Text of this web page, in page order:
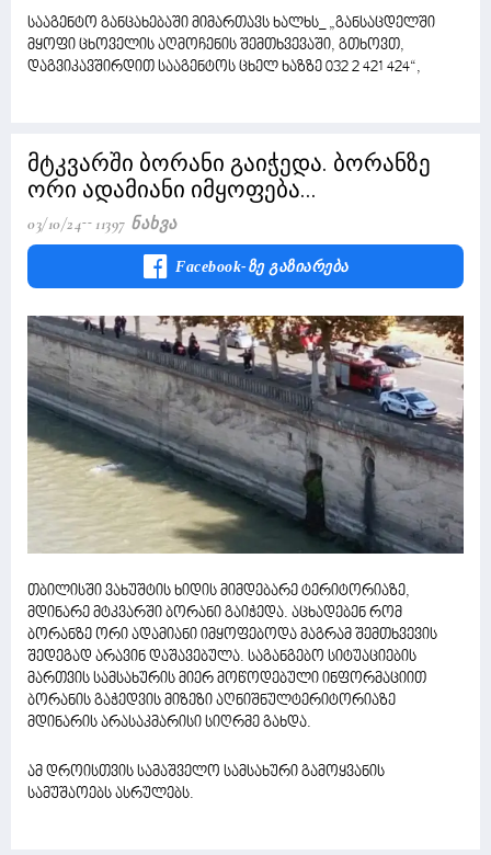
სააგენტო განცახებაში მიმართავს ხალხს_ „განსაცდელში
მყოფი ცხოველის აღმოჩენის შემთხვევაში, გთხოვთ,
დაგვიკავშირდით სააგენტოს ცხელ ხაზზე 032 2 421 424“,
მტკვარში ბორანი გაიჭედა. ბორანზე
ორი ადამიანი იმყოფება...
03/10/24 11397 Ნახვა
Facebook-Ზე Გაზიარება
თბილისში ვახუშტის ხიდის მიმდებარე ტერიტორიაზე,
მდინარე მტკვარში ბორანი გაიჭედა. აცხადებენ რომ
ბორანზე ორი ადამიანი იმყოფებოდა მაგრამ შემთხვევის
შედეგად არავინ დაშავებულა. საგანგებო სიტუაციების
მართვის სამსახურის მიერ მოწოდებული ინფორმაციით
ბორანის გაჭედვის მიზეზი აღნიშნულტერიტორიაზე
მდინარის არასაკმარისი სიღრმე გახდა.
ამ დროისთვის სამაშველო სამსახური გამოყვანის
სამუშაოებს ასრულებს.